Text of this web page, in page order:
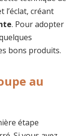
l’éclat, créant
. Pour adopter
bons produits.
au
étape